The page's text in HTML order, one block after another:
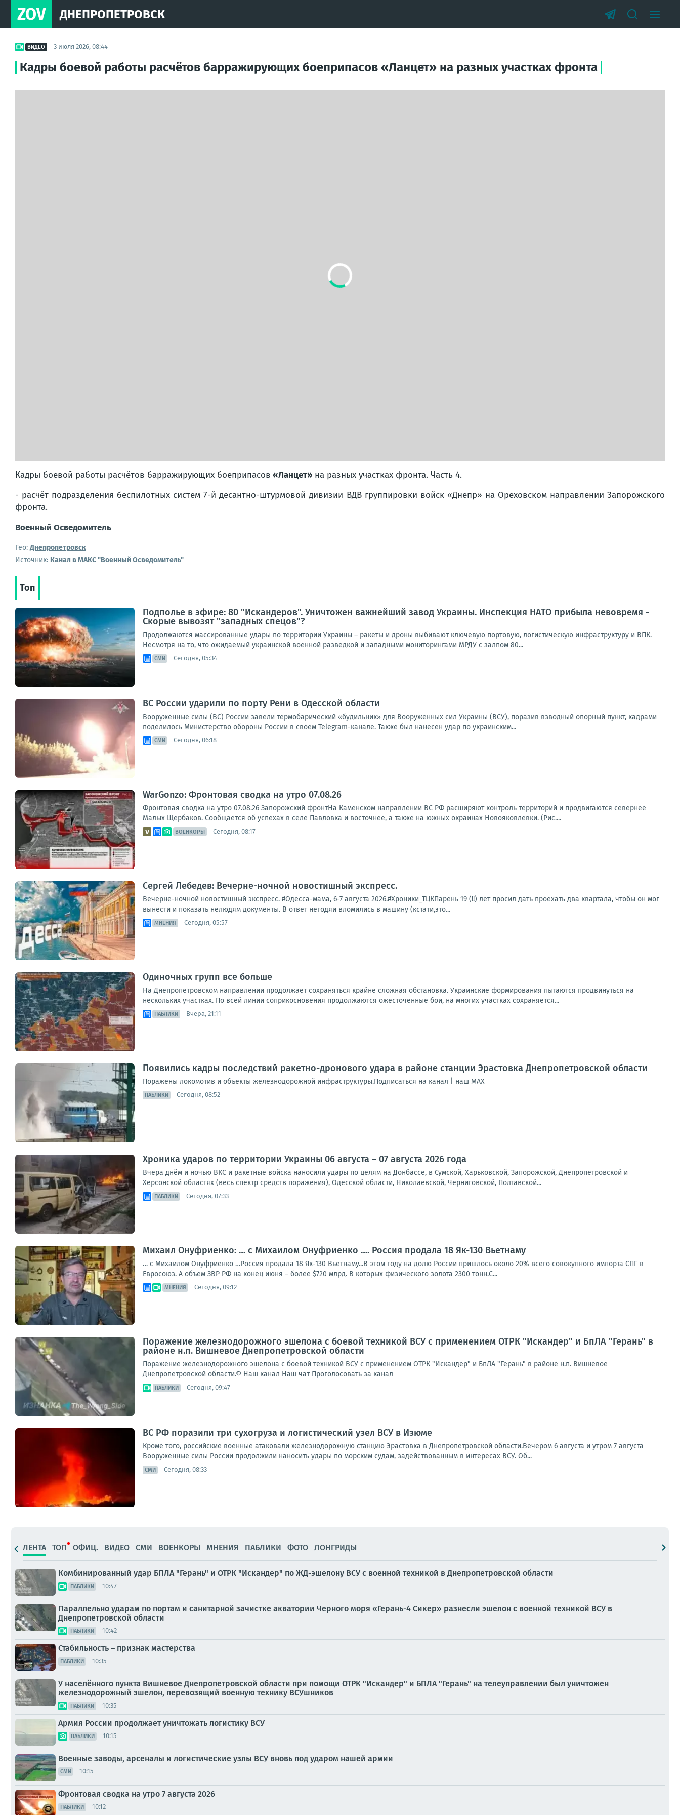
ZOV ДНЕПРОПЕТРОВСК
ВИДЕО 3 июля 2026, 08:44
Кадры боевой работы расчётов барражирующих боеприпасов «Ланцет» на разных участках фронта
Кадры боевой работы расчётов барражирующих боеприпасов «Ланцет» на разных участках фронта. Часть 4.
- расчёт подразделения беспилотных систем 7-й десантно-штурмовой дивизии ВДВ группировки войск «Днепр» на Ореховском направлении Запорожского
фронта.
Военный Осведомитель
Гео:Днепропетровск
Источник: Канал в МАКС "Военный Осведомитель"
Топ
Подполье в эфире: 80 "Искандеров". Уничтожен важнейший завод Украины. Инспекция НАТО прибыла невовремя -
Скорые вывозят "западных спецов"?
Продолжаются массированные удары по территории Украины – ракеты и дроны выбивают ключевую портовую, логистическую инфраструктуру и ВПК.
Несмотря на то, что ожидаемый украинской военной разведкой и западными мониторингами МРДУ с залпом 80...
СМИ Сегодня, 05:34
ВС России ударили по порту Рени в Одесской области
Вооруженные силы (ВС) России завели термобарический «будильник» для Вооруженных сил Украины (ВСУ), поразив взводный опорный пункт, кадрами
поделилось Министерство обороны России в своем Telegram-канале. Также был нанесен удар по украинским...
СМИ Сегодня, 06:18
WarGonzo: Фронтовая сводка на утро 07.08.26
Фронтовая сводка на утро 07.08.26 Запорожский фронтНа Каменском направлении ВС РФ расширяют контроль территорий и продвигаются севернее
Малых Щербаков. Сообщается об успехах в селе Павловка и восточнее, а также на южных окраинах Новояковлевки. (Рис....
ВОЕНКОРЫ Сегодня, 08:17
Сергей Лебедев: Вечерне-ночной новостишный экспресс.
Вечерне-ночной новостишный экспресс. #Одесса-мама, 6-7 августа 2026.#Хроники_ТЦКПарень 19 (!!) лет просил дать проехать два квартала, чтобы он мог
вынести и показать нелюдям документы. В ответ негодяи вломились в машину (кстати,это...
МНЕНИЯ Сегодня, 05:57
Одиночных групп все больше
На Днепропетровском направлении продолжает сохраняться крайне сложная обстановка. Украинские формирования пытаются продвинуться на
нескольких участках. По всей линии соприкосновения продолжаются ожесточенные бои, на многих участках сохраняется...
ПАБЛИКИ Вчера, 21:11
Появились кадры последствий ракетно-дронового удара в районе станции Эрастовка Днепропетровской области
Поражены локомотив и объекты железнодорожной инфраструктуры.Подписаться на канал | наш МАХ
ПАБЛИКИ Сегодня, 08:52
Хроника ударов по территории Украины 06 августа – 07 августа 2026 года
Вчера днём и ночью ВКС и ракетные войска наносили удары по целям на Донбассе, в Сумской, Харьковской, Запорожской, Днепропетровской и
Херсонской областях (весь спектр средств поражения), Одесской области, Николаевской, Черниговской, Полтавской...
ПАБЛИКИ Сегодня, 07:33
Михаил Онуфриенко: … с Михаилом Онуфриенко …. Россия продала 18 Як-130 Вьетнаму
… с Михаилом Онуфриенко …Россия продала 18 Як-130 Вьетнаму...В этом году на долю России пришлось около 20% всего совокупного импорта СПГ в
Евросоюз. А объем ЗВР РФ на конец июня – более $720 млрд. В которых физического золота 2300 тонн.С...
МНЕНИЯ Сегодня, 09:12
Поражение железнодорожного эшелона с боевой техникой ВСУ с применением ОТРК "Искандер" и БпЛА "Герань" в
районе н.п. Вишневое Днепропетровской области
Поражение железнодорожного эшелона с боевой техникой ВСУ с применением ОТРК "Искандер" и БпЛА "Герань" в районе н.п. Вишневое
Днепропетровской области.© Наш канал Наш чат Проголосовать за канал
ПАБЛИКИ Сегодня, 09:47
ВС РФ поразили три сухогруза и логистический узел ВСУ в Изюме
Кроме того, российские военные атаковали железнодорожную станцию Эрастовка в Днепропетровской области.Вечером 6 августа и утром 7 августа
Вооруженные силы России продолжили наносить удары по морским судам, задействованным в интересах ВСУ. Об...
СМИ Сегодня, 08:33
ЛЕНТА ТОП ОФИЦ. ВИДЕО СМИ ВОЕНКОРЫ МНЕНИЯ ПАБЛИКИ ФОТО ЛОНГРИДЫ
Комбинированный удар БПЛА "Герань" и ОТРК "Искандер" по ЖД-эшелону ВСУ с военной техникой в Днепропетровской области
ПАБЛИКИ 10:47
Параллельно ударам по портам и санитарной зачистке акватории Черного моря «Герань-4 Сикер» разнесли эшелон с военной техникой ВСУ в
Днепропетровской области
ПАБЛИКИ 10:42
Стабильность – признак мастерства
ПАБЛИКИ 10:35
У населённого пункта Вишневое Днепропетровской области при помощи ОТРК "Искандер" и БПЛА "Герань" на телеуправлении был уничтожен
железнодорожный эшелон, перевозящий военную технику ВСУшников
ПАБЛИКИ 10:35
Армия России продолжает уничтожать логистику ВСУ
ПАБЛИКИ 10:15
Военные заводы, арсеналы и логистические узлы ВСУ вновь под ударом нашей армии
СМИ 10:15
Фронтовая сводка на утро 7 августа 2026
ПАБЛИКИ 10:12